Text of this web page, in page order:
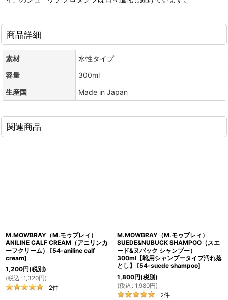
商品詳細
素材
水性タイプ
容量
300ml
生産国
Made in Japan
関連商品
M.MOWBRAY（M.モゥブレィ）
ANILINE CALF CREAM（アニリンカ
ーフクリーム）
[54-aniline calf
cream]
1,200円(税別)
(税込 : 1,320円)
2件
M.MOWBRAY（M.モゥブレィ）
SUEDE&NUBUCK SHAMPOO（スエ
ード&ヌバック シャンプー）
300ml【靴用シャンプータイプ汚れ落
とし】
[54-suede shampoo]
1,800円(税別)
(税込 : 1,980円)
2件